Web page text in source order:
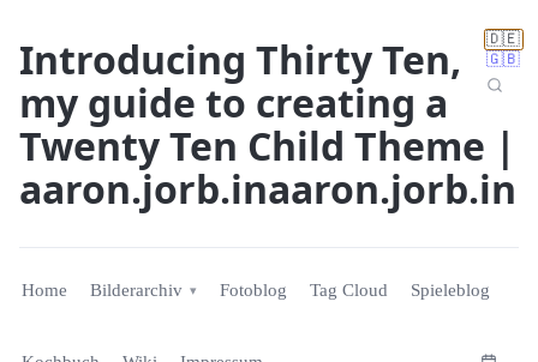
🇩🇪
🇬🇧
Introducing Thirty Ten,
my guide to creating a
Twenty Ten Child Theme |
aaron.jorb.inaaron.jorb.in
Home Bilderarchiv Fotoblog Tag Cloud Spieleblog